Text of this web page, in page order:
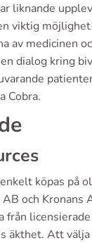
liknande
viktig möjlighet
av medicinen
dialog kring
Cobra.
köpas på
och Kronans
äkthet. Att